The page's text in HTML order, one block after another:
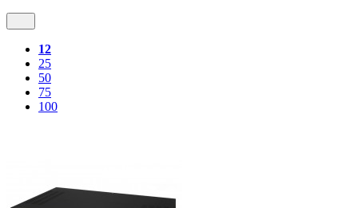
12
25
50
75
100